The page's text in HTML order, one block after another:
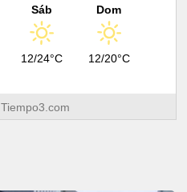
Sáb
12/24°C
Dom
12/20°C
Tiempo3.com